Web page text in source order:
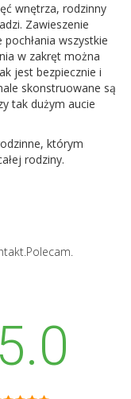
wnętrza, rodzinny
Zawieszenie
wszystkie
w zakręt można
jest bezpiecznie i
skonstruowane są
tak dużym aucie
którym
rodziny.
5.0